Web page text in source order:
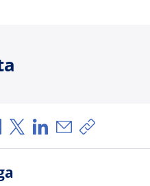
Condividi via Facebook
Condividi via X
Condividi via
Condividi via e-
Copia link